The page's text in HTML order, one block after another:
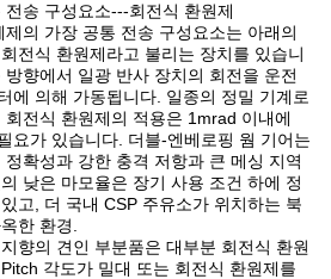
송 구성요소---회전식 환원제
의 가장 공통 전송 구성요소는 아래의
전식 환원제라고 불리는 장치를 있습니
향에서 일광 반사 장치의 회전을 운전
에 의해 가동됩니다. 일종의 정밀 기계로
전식 환원제의 적용은 1mrad 이내에
요가 있습니다. 더블-엔베로핑 웜 기어는
확성과 강한 충격 저항과 큰 메싱 지역
낮은 마모율은 장기 사용 조건 하에 정
고, 더 국내 CSP 주유소가 위치하는 북
한 환경.
향의 견인 부분품은 대부분 회전식 환원
각도가 밀대 또는 회전식 환원제를